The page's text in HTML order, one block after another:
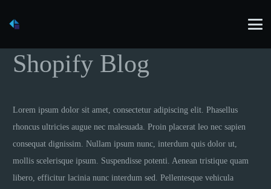
Shopify Blog
Lorem ipsum dolor sit amet, consectetur adipiscing elit. Phasellus
rhoncus ultricies augue nec malesuada. Proin placerat leo nec sapien
consequat dignissim. Nullam ipsum nunc, interdum quis dolor ut,
mollis scelerisque ipsum. Suspendisse potenti. Aenean tristique quam
libero, efficitur lacinia nunc interdum sed. Pellentesque vehicula